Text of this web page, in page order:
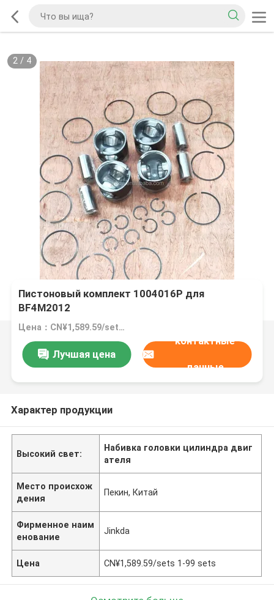
2/ 4
Пистоновый комплект 1004016P для
BF4M2012
Цена：CN¥1,589.59/sets 1-99 sets
Лучшая цена
контактные
данные
Характер продукции
Высокий свет:
Набивка головки цилиндра двиг
ателя
Место происхож
дения
Пекин, Китай
Фирменное наим
енование
Jinkda
Цена CN¥1,589.59/sets 1-99 sets